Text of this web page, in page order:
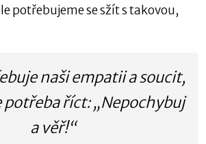
potřebujeme se sžít s takovou,
naši empatii a soucit,
potřeba říct: „Nepochybuj
a věř!“